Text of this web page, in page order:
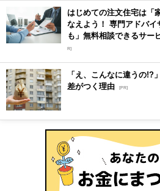
はじめての注文住宅は「
なえよう！ 専門アドバ
も」無料相談できるサー
R]
「え、こんなに違うの!?
差がつく理由 [PR]